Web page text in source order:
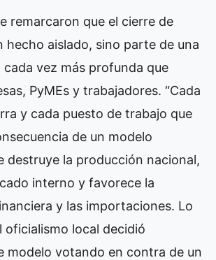
remarcaron que el cierre de
hecho aislado, sino parte de una
cada vez más profunda que
PyMEs y trabajadores. “Cada
y cada puesto de trabajo que
de un modelo
destruye la producción nacional,
interno y favorece la
y las importaciones. Lo
oficialismo local decidió
modelo votando en contra de un